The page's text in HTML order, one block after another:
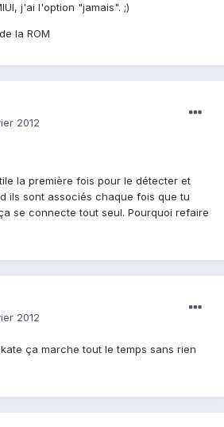
j'ai l'option "jamais". ;)
la ROM
2012
la première fois pour le détecter et
ils sont associés chaque fois que tu
se connecte tout seul. Pourquoi refaire
2012
ça marche tout le temps sans rien